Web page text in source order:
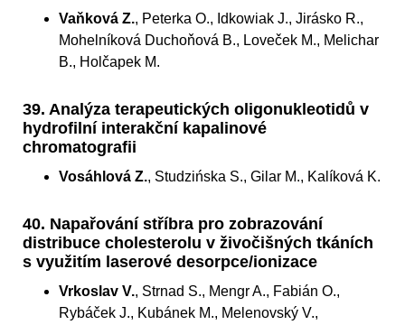
Vaňková Z., Peterka O., Idkowiak J., Jirásko R.,
Mohelníková Duchoňová B., Loveček M., Melichar
B., Holčapek M.
39. Analýza terapeutických oligonukleotidů v
hydrofilní interakční kapalinové
chromatografii
Vosáhlová Z., Studzińska S., Gilar M., Kalíková K.
40. Napařování stříbra pro zobrazování
distribuce cholesterolu v živočišných tkáních
s využitím laserové desorpce/ionizace
Vrkoslav V., Strnad S., Mengr A., Fabián O.,
Rybáček J., Kubánek M., Melenovský V.,